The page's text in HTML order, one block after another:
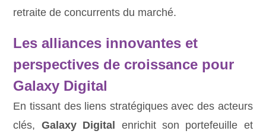
retraite de concurrents du marché.
Les alliances innovantes et
perspectives de croissance pour
Galaxy Digital
En tissant des liens stratégiques avec des acteurs
clés, Galaxy Digital enrichit son portefeuille et